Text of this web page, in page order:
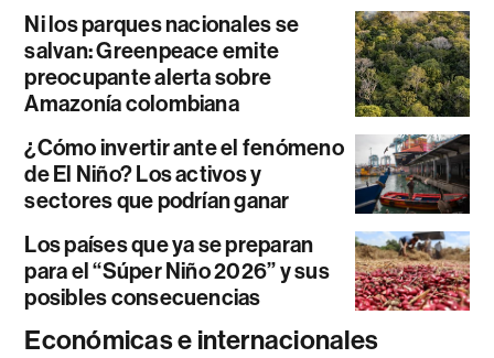
Ni los parques nacionales se
salvan: Greenpeace emite
preocupante alerta sobre
Amazonía colombiana
¿Cómo invertir ante el fenómeno
de El Niño? Los activos y
sectores que podrían ganar
Los países que ya se preparan
para el “Súper Niño 2026” y sus
posibles consecuencias
Económicas e internacionales